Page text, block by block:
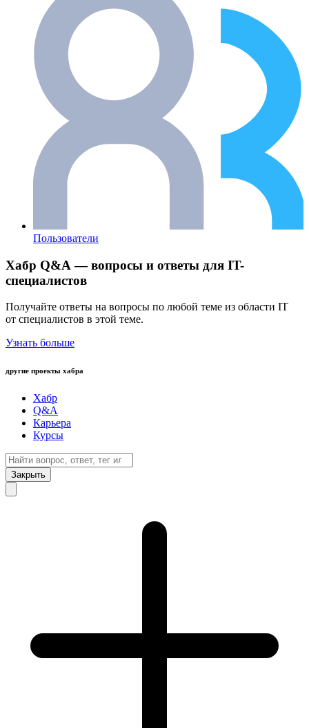
Пользователи
Хабр Q&A — вопросы и ответы для IT-
специалистов
Получайте ответы на вопросы по любой теме из области IT
от специалистов в этой теме.
Узнать больше
другие проекты хабра
Хабр
Q&A
Карьера
Курсы
Закрыть